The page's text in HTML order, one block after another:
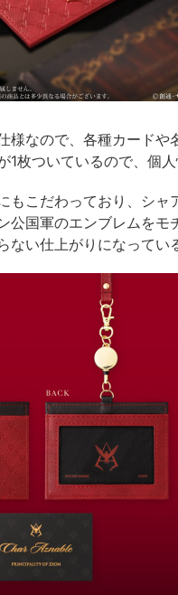
様なので、各種カード
1枚ついているので、個
もこだわっており、シ
公国軍のエンブレムを
ない仕上がりになってい